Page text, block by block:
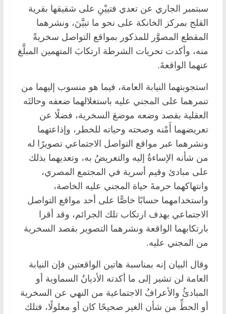
سبتمبر الجاري عن تعدي فتييْنِ على شقيقها بقرية
القلج بمركز الخانكة على نحو ما تبيَّنَ، ونشرهما
المقطع المصوَّر للمذكور بمواقع التواصل سخريةً
منه، وأكدت تحريات الشرطة ارتكابَ المتهمين المبلَّغ
عنهما الواقعةَ.
استجوبتهما النيابة العامة، فيما هو منسوب إليهما من
تنمرهما على المجني عليه باستغلالهما ضعفه وحالتَه
العقلية بقصد وضعه موضعَ السخرية، فضلًا عن
تعريضهما أَمْنه وصحته وحياته للخطر، وإذاعتهما
ونشرهما عبر مواقع التواصل الاجتماعي تصويرًا له
من شأنه الإساءةُ إليه والتعريضُ به، وتعديهما بذلك
على مبادئ وقيم أسرية في المجتمع المصري،
وانتهاكهما حرمةَ حياة المجني عليه الخاصة،
واستخدامهما حسابًا خاصًّا على أحد مواقع التواصل
الاجتماعي بهدف ارتكاب تلك الجرائم، وقد أقرا
بارتكابهما الواقعة ونشرهما التصوير بقصد السخرية
من المجني عليه.
وقال البيان إنه بمناسبة هاتين الواقعتين فإن النيابة
العامة لن تشير إلى ما أكدته الأديانُ السماوية أو
المبادئُ والأعرافُ الاجتماعية من النهي عن السخرية
أو الحطِّ من شأن الغير صحيحًا كان أو معلولًا، فتلك